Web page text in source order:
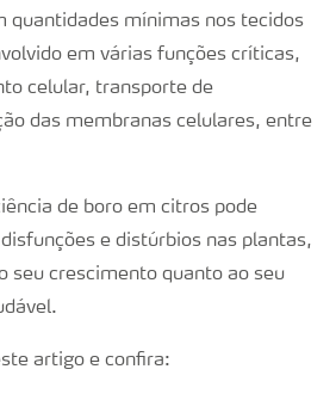
quantidades mínimas nos tecidos
em várias funções críticas,
celular, transporte de
das membranas celulares, entre
de boro em citros pode
e distúrbios nas plantas,
seu crescimento quanto ao seu
artigo e confira: